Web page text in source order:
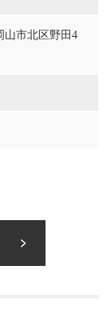
山市北区野田4